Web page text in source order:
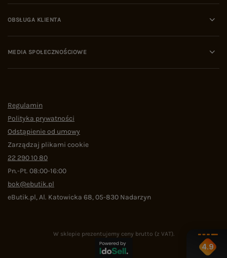
OBSŁUGA KLIENTA
MEDIA SPOŁECZNOŚCIOWE
Regulamin
Polityka prywatności
Odstąpienie od umowy
Zarządzaj plikami cookie
22 290 10 80
Pn.-Pt. 08:00-16:00
bok@ebutik.pl
eButik.pl,Al. Katowicka 68,05-830 Nadarzyn
W sklepie prezentujemy ceny brutto (z VAT).
4.9